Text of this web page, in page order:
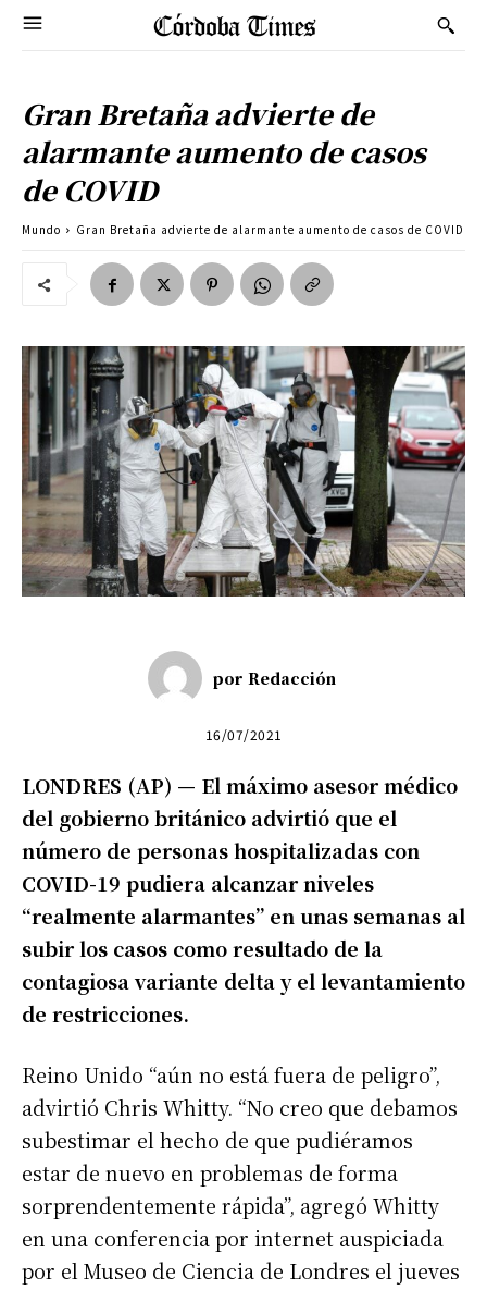
Gran Bretaña advierte de
alarmante aumento de casos
de COVID
Mundo Gran Bretaña advierte de alarmante aumento de casos de COVID
por Redacción
16/07/2021
LONDRES (AP) — El máximo asesor médico
del gobierno británico advirtió que el
número de personas hospitalizadas con
COVID-19 pudiera alcanzar niveles
“realmente alarmantes” en unas semanas al
subir los casos como resultado de la
contagiosa variante delta y el levantamiento
de restricciones.
Reino Unido “aún no está fuera de peligro”,
advirtió Chris Whitty. “No creo que debamos
subestimar el hecho de que pudiéramos
estar de nuevo en problemas de forma
sorprendentemente rápida”, agregó Whitty
en una conferencia por internet auspiciada
por el Museo de Ciencia de Londres el jueves